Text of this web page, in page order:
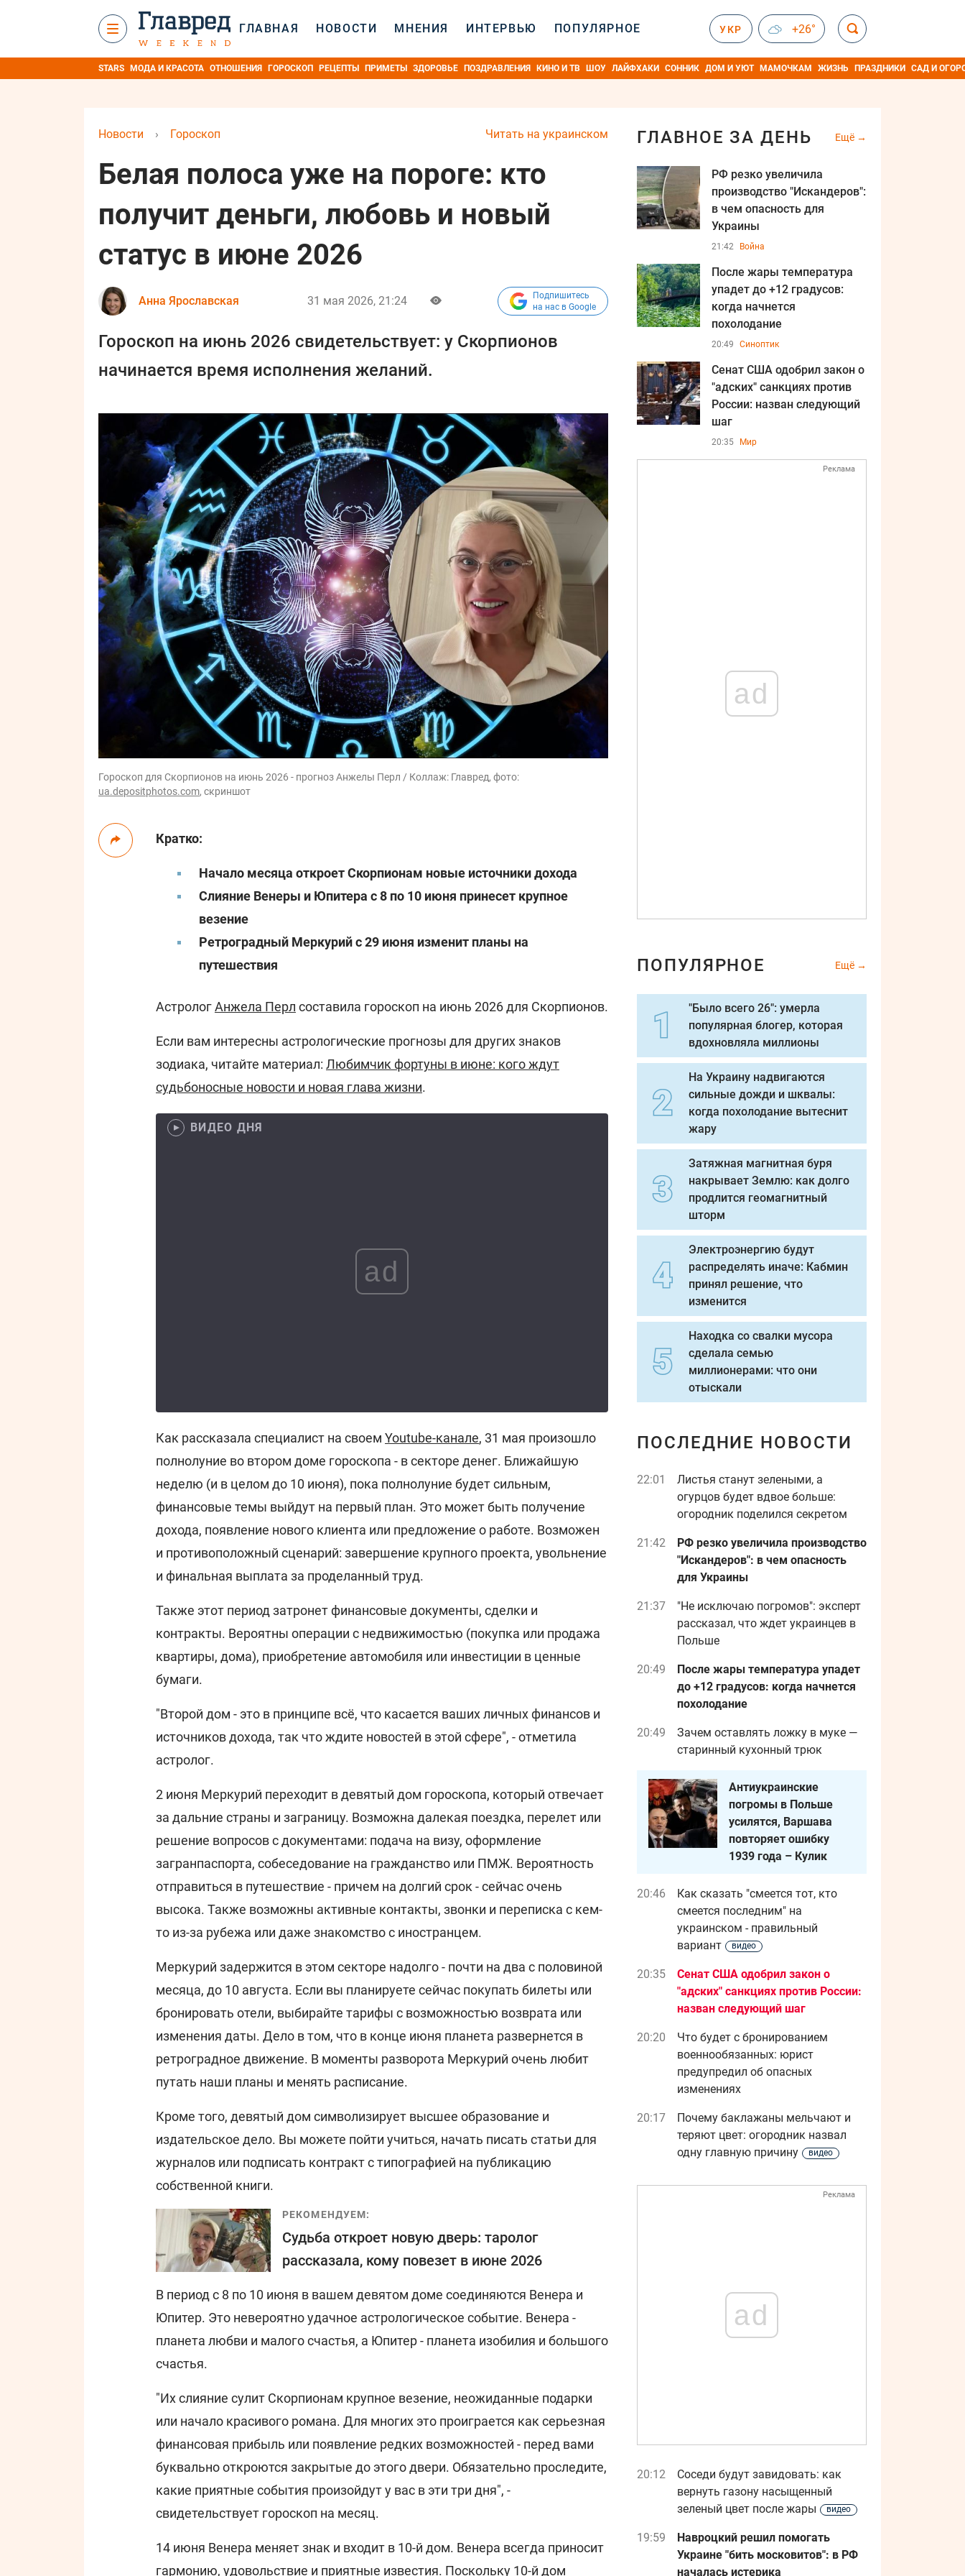
ГЛАВНАЯ НОВОСТИ МНЕНИЯ ИНТЕРВЬЮ ПОПУЛЯРНОЕ УКР +26°
STARS МОДА И КРАСОТА ОТНОШЕНИЯ ГОРОСКОП РЕЦЕПТЫ ПРИМЕТЫ ЗДОРОВЬЕ ПОЗДРАВЛЕНИЯ КИНО И ТВ ШОУ ЛАЙФХАКИ СОННИК ДОМ И УЮТ МАМОЧКАМ ЖИЗНЬ ПРАЗДНИКИ САД И
Читать на украинском
Новости › Гороскоп
Белая полоса уже на пороге: кто
получит деньги, любовь и новый
статус в июне 2026
Анна Ярославская 31 мая 2026, 21:24
Подпишитесь
на нас в Google
Гороскоп на июнь 2026 свидетельствует: у Скорпионов
начинается время исполнения желаний.
Гороскоп для Скорпионов на июнь 2026 - прогноз Анжелы Перл / Коллаж: Главред, фото:
ua.depositphotos.com, скриншот
Кратко:
Начало месяца откроет Скорпионам новые источники дохода
Слияние Венеры и Юпитера с 8 по 10 июня принесет крупное
везение
Ретроградный Меркурий с 29 июня изменит планы на
путешествия
АстрологАнжела Перл составила гороскоп на июнь 2026 для Скорпионов.
Если вам интересны астрологические прогнозы для других знаков
зодиака, читайте материал: Любимчик фортуны в июне: кого ждут
судьбоносные новости и новая глава жизни.
ВИДЕО ДНЯ
ad
Как рассказала специалист на своем Youtube-канале, 31 мая произошло
полнолуние во втором доме гороскопа - в секторе денег. Ближайшую
неделю (и в целом до 10 июня), пока полнолуние будет сильным,
финансовые темы выйдут на первый план. Это может быть получение
дохода, появление нового клиента или предложение о работе. Возможен
и противоположный сценарий: завершение крупного проекта, увольнение
и финальная выплата за проделанный труд.
Также этот период затронет финансовые документы, сделки и
контракты. Вероятны операции с недвижимостью (покупка или продажа
квартиры, дома), приобретение автомобиля или инвестиции в ценные
бумаги.
"Второй дом - это в принципе всё, что касается ваших личных финансов и
источников дохода, так что ждите новостей в этой сфере", - отметила
астролог.
2 июня Меркурий переходит в девятый дом гороскопа, который отвечает
за дальние страны и заграницу. Возможна далекая поездка, перелет или
решение вопросов с документами: подача на визу, оформление
загранпаспорта, собеседование на гражданство или ПМЖ. Вероятность
отправиться в путешествие - причем на долгий срок - сейчас очень
высока. Также возможны активные контакты, звонки и переписка с кем-
то из-за рубежа или даже знакомство с иностранцем.
Меркурий задержится в этом секторе надолго - почти на два с половиной
месяца, до 10 августа. Если вы планируете сейчас покупать билеты или
бронировать отели, выбирайте тарифы с возможностью возврата или
изменения даты. Дело в том, что в конце июня планета развернется в
ретроградное движение. В моменты разворота Меркурий очень любит
путать наши планы и менять расписание.
Кроме того, девятый дом символизирует высшее образование и
издательское дело. Вы можете пойти учиться, начать писать статьи для
журналов или подписать контракт с типографией на публикацию
собственной книги.
РЕКОМЕНДУЕМ:
Судьба откроет новую дверь: таролог
рассказала, кому повезет в июне 2026
В период с 8 по 10 июня в вашем девятом доме соединяются Венера и
Юпитер. Это невероятно удачное астрологическое событие. Венера -
планета любви и малого счастья, а Юпитер - планета изобилия и большого
счастья.
"Их слияние сулит Скорпионам крупное везение, неожиданные подарки
или начало красивого романа. Для многих это проиграется как серьезная
финансовая прибыль или появление редких возможностей - перед вами
буквально откроются закрытые до этого двери. Обязательно проследите,
какие приятные события произойдут у вас в эти три дня", -
свидетельствует гороскоп на месяц.
14 июня Венера меняет знак и входит в 10-й дом. Венера всегда приносит
гармонию, удовольствие и приятные известия. Поскольку 10-й дом
ГЛАВНОЕ ЗА ДЕНЬ Ещё
РФ резко увеличила
производство "Искандеров":
в чем опасность для
Украины
21:42 Война
После жары температура
упадет до +12 градусов:
когда начнется
похолодание
20:49 Синоптик
Сенат США одобрил закон о
"адских" санкциях против
России: назван следующий
шаг
20:35 Мир
Реклама
ad
ПОПУЛЯРНОЕ Ещё
"Было всего 26": умерла
популярная блогер, которая
вдохновляла миллионы
На Украину надвигаются
сильные дожди и шквалы:
когда похолодание вытеснит
жару
Затяжная магнитная буря
накрывает Землю: как долго
продлится геомагнитный
шторм
Электроэнергию будут
распределять иначе: Кабмин
принял решение, что
изменится
Находка со свалки мусора
сделала семью
миллионерами: что они
отыскали
ПОСЛЕДНИЕ НОВОСТИ
22:01
Листья станут зелеными, а
огурцов будет вдвое больше:
огородник поделился секретом
21:42
РФ резко увеличила производство
"Искандеров": в чем опасность
для Украины
21:37
"Не исключаю погромов": эксперт
рассказал, что ждет украинцев в
Польше
20:49
После жары температура упадет
до +12 градусов: когда начнется
похолодание
20:49
Зачем оставлять ложку в муке —
старинный кухонный трюк
Антиукраинские
погромы в Польше
усилятся, Варшава
повторяет ошибку
1939 года – Кулик
20:46
Как сказать "смеется тот, кто
смеется последним" на
украинском - правильный
вариант
видео
20:35
Сенат США одобрил закон о
"адских" санкциях против России:
назван следующий шаг
20:20
Что будет с бронированием
военнообязанных: юрист
предупредил об опасных
изменениях
20:17
Почему баклажаны мельчают и
теряют цвет: огородник назвал
одну главную причину
видео
Реклама
ad
20:12
Соседи будут завидовать: как
вернуть газону насыщенный
зеленый цвет после жары
видео
19:59
Навроцкий решил помогать
Украине "бить московитов": в РФ
началась истерика